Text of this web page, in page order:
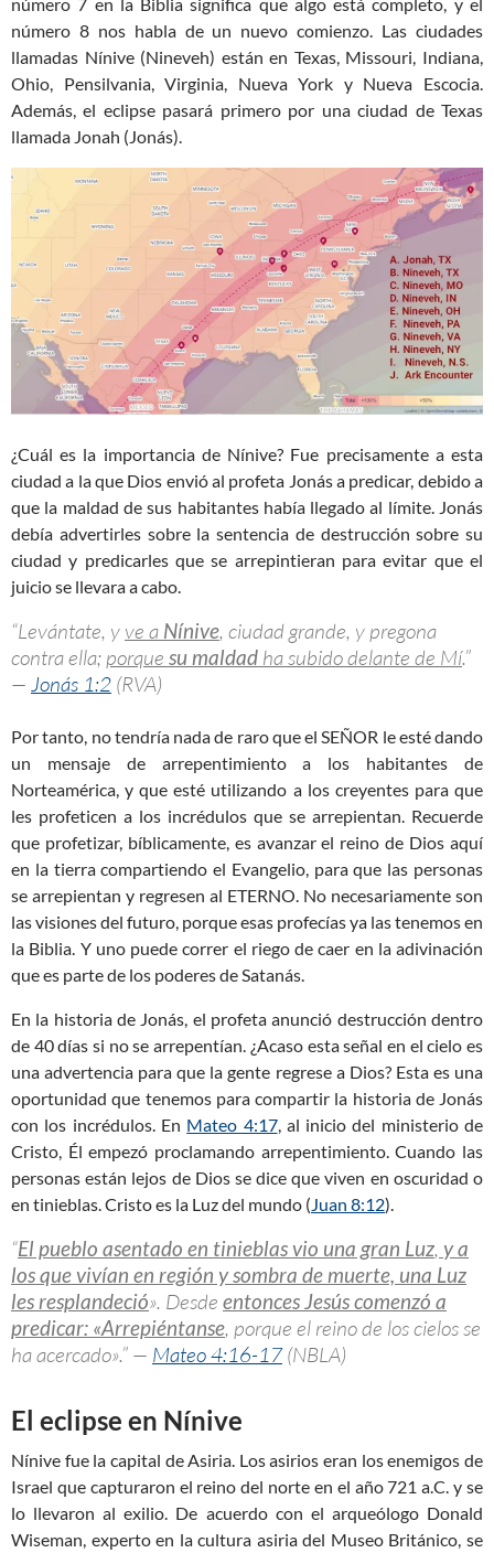
número 8 nos habla de un nuevo comienzo. Las ciudades
llamadas Nínive (Nineveh) están en Texas, Missouri, Indiana,
Ohio, Pensilvania, Virginia, Nueva York y Nueva Escocia.
Además, el eclipse pasará primero por una ciudad de Texas
llamada Jonah (Jonás).
¿Cuál es la importancia de Nínive? Fue precisamente a esta
ciudad a la que Dios envió al profeta Jonás a predicar, debido a
que la maldad de sus habitantes había llegado al límite. Jonás
debía advertirles sobre la sentencia de destrucción sobre su
ciudad y predicarles que se arrepintieran para evitar que el
juicio se llevara a cabo.
“Levántate, y ve a Nínive, ciudad grande, y pregona
contra ella; porque su maldad ha subido delante de Mí.”
— Jonás 1:2 (RVA)
Por tanto, no tendría nada de raro que el SEÑOR le esté dando
un mensaje de arrepentimiento a los habitantes de
Norteamérica, y que esté utilizando a los creyentes para que
les profeticen a los incrédulos que se arrepientan. Recuerde
que profetizar, bíblicamente, es avanzar el reino de Dios aquí
en la tierra compartiendo el Evangelio, para que las personas
se arrepientan y regresen al ETERNO. No necesariamente son
las visiones del futuro, porque esas profecías ya las tenemos en
la Biblia. Y uno puede correr el riego de caer en la adivinación
que es parte de los poderes de Satanás.
En la historia de Jonás, el profeta anunció destrucción dentro
de 40 días si no se arrepentían. ¿Acaso esta señal en el cielo es
una advertencia para que la gente regrese a Dios? Esta es una
oportunidad que tenemos para compartir la historia de Jonás
con los incrédulos. En Mateo 4:17, al inicio del ministerio de
Cristo, Él empezó proclamando arrepentimiento. Cuando las
personas están lejos de Dios se dice que viven en oscuridad o
en tinieblas. Cristo es la Luz del mundo ( Juan 8:12).
“El pueblo asentado en tinieblas vio una gran Luz, y a
los que vivían en región y sombra de muerte, una Luz
les resplandeció». Desde entonces Jesús comenzó a
predicar: «Arrepiéntanse, porque el reino de los cielos se
ha acercado».” — Mateo 4:16-17(NBLA)
El eclipse en Nínive
Nínive fue la capital de Asiria. Los asirios eran los enemigos de
Israel que capturaron el reino del norte en el año 721 a.C. y se
lo llevaron al exilio. De acuerdo con el arqueólogo Donald
Wiseman, experto en la cultura asiria del Museo Británico, se